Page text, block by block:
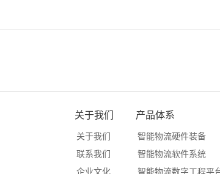
关于我们
关于我们
联系我们
企业文化
产品体系
智能物流硬件装备
智能物流软件系统
智能物流数字工程平